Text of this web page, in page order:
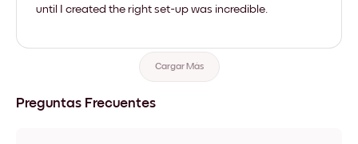
until I created the right set-up was incredible.
Cargar Más
Preguntas Frecuentes